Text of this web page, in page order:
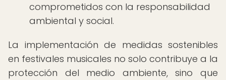
comprometidos con la responsabilidad
ambiental y social.
La implementación de medidas sostenibles
en festivales musicales no solo contribuye a la
protección del medio ambiente, sino que